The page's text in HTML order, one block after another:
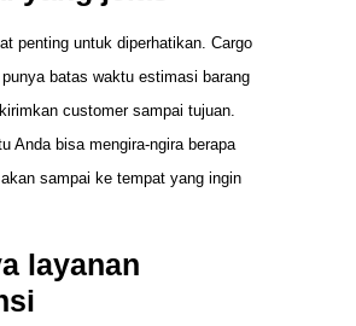
penting untuk diperhatikan. Cargo
batas waktu estimasi barang
customer sampai tujuan.
Anda bisa mengira-ngira berapa
akan sampai ke tempat yang ingin
layanan